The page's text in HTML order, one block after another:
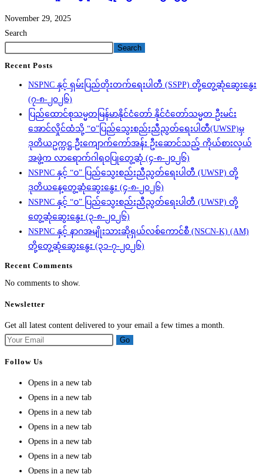
November 29, 2025
Search
Search
Recent Posts
NSPNC နှင့် ရှမ်းပြည်တိုးတက်ရေးပါတီ (SSPP) တို့တွေ့ဆုံဆွေးနွေး
(၇-၈-၂၀၂၆)
ပြည်ထောင်စုသမ္မတမြန်မာနိုင်ငံတော် နိုင်ငံတော်သမ္မတ ဦးမင်း
အောင်လှိုင်ထံသို့ “ဝ”ပြည်သွေးစည်းညီညွတ်ရေးပါတီ(UWSP)မှ
ဒုတိယဥက္ကဋ္ဌ ဦးကျောက်ကော်အန်း ဦးဆောင်သည့် ကိုယ်စားလှယ်
အဖွဲ့က လာရောက်ဂါရဝပြုတွေ့ဆုံ (၄-၈-၂၀၂၆)
NSPNC နှင့် “ဝ” ပြည်သွေးစည်းညီညွတ်ရေးပါတီ (UWSP) တို့
ဒုတိယနေ့တွေ့ဆုံဆွေးနွေး (၄-၈-၂၀၂၆)
NSPNC နှင့် “ဝ” ပြည်သွေးစည်းညီညွတ်ရေးပါတီ (UWSP) တို့
တွေ့ဆုံဆွေးနွေး (၃-၈-၂၀၂၆)
NSPNC နှင့် နာဂအမျိုးသားဆိုရှယ်လစ်ကောင်စီ (NSCN-K) (AM)
တို့တွေ့ဆုံဆွေးနွေး (၃၁-၇-၂၀၂၆)
Recent Comments
No comments to show.
Newsletter
Get all latest content delivered to your email a few times a month.
Go
Follow Us
Opens in a new tab
Opens in a new tab
Opens in a new tab
Opens in a new tab
Opens in a new tab
Opens in a new tab
Opens in a new tab